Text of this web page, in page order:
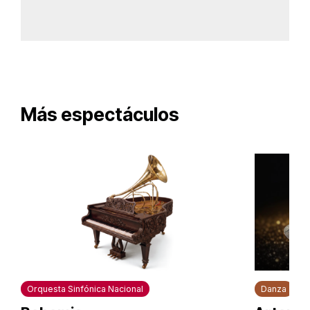
Más espectáculos
Orquesta Sinfónica Nacional Danza